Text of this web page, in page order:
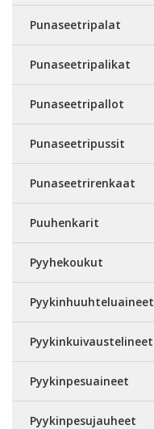
Punaseetripalat
Punaseetripalikat
Punaseetripallot
Punaseetripussit
Punaseetrirenkaat
Puuhenkarit
Pyyhekoukut
Pyykinhuuhteluaineet
Pyykinkuivaustelineet
Pyykinpesuaineet
Pyykinpesujauheet